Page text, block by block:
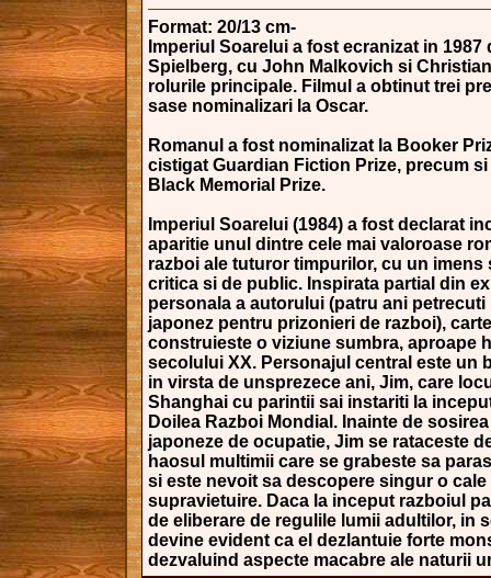
Format: 20/13 cm-
Imperiul Soarelui a fost ecranizat in 1987
Spielberg, cu John Malkovich si
rolurile principale. Filmul a obtinut trei
sase nominalizari la Oscar.
Romanul a fost nominalizat la Booker
cistigat Guardian Fiction Prize, precum si
Black Memorial Prize.
Imperiul Soarelui (1984) a fost declarat
aparitie unul dintre cele mai valoroase
razboi ale tuturor timpurilor, cu un imens
critica si de public. Inspirata partial din
personala a autorului (patru ani petrecuti
japonez pentru prizonieri de razboi),
construieste o viziune sumbra, aproape
secolului XX. Personajul central este un
in virsta de unsprezece ani, Jim, care
Shanghai cu parintii sai instariti la
Doilea Razboi Mondial. Inainte de
japoneze de ocupatie, Jim se rataceste
haosul multimii care se grabeste sa
si este nevoit sa descopere singur o cale
supravietuire. Daca la inceput razboiul
de eliberare de regulile lumii adultilor, in
devine evident ca el dezlantuie forte
dezvaluind aspecte macabre ale naturii